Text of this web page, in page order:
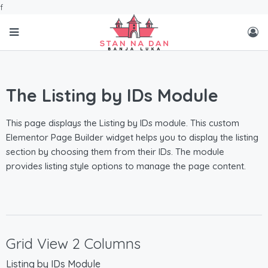
f
The Listing by IDs Module
This page displays the Listing by IDs module. This custom
Elementor Page Builder widget helps you to display the listing
section by choosing them from their IDs. The module
provides listing style options to manage the page content.
Grid View 2 Columns
Listing by IDs Module